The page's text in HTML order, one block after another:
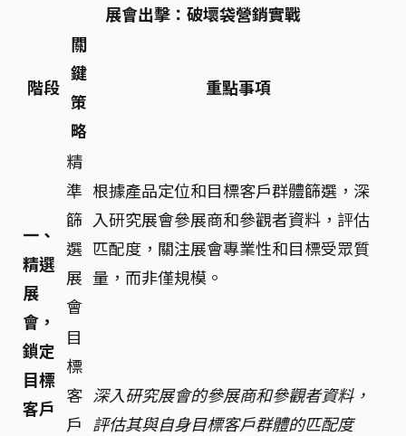
展會出擊：破壞袋營銷實戰
階段
關
鍵
策
略
重點事項
一、
精選
展
會，
鎖定
目標
客戶
精
準
篩
選
展
會
根據產品定位和目標客戶群體篩選，深
入研究展會參展商和參觀者資料，評估
匹配度，關注展會專業性和目標受眾質
量，而非僅規模。
目
標
客
戶
深入研究展會的參展商和參觀者資料，
評估其與自身目標客戶群體的匹配度